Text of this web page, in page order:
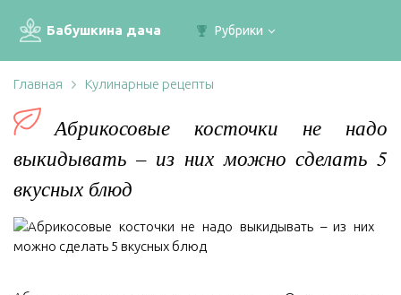
Бабушкина дача Рубрики
Главная Кулинарные рецепты
Абрикосовые косточки не надо
выкидывать – из них можно сделать 5
вкусных блюд